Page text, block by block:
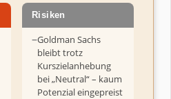
Risiken
Goldman Sachs
bleibt trotz
Kurszielanhebung
bei „Neutral“ – kaum
Potenzial eingepreist